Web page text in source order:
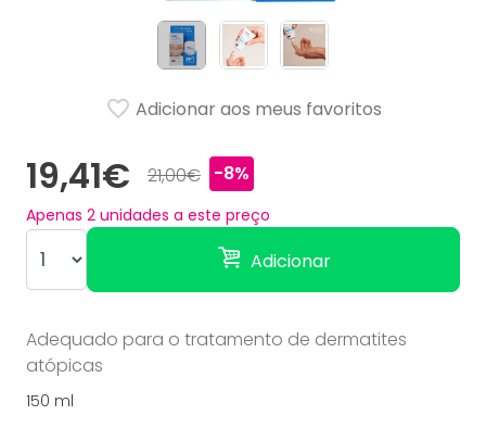
19,41€ 21,00€ -8%
Apenas 2 unidades a este preço
Adicionar
Adicionar aos meus favoritos
Adequado para o tratamento de dermatites
atópicas
150 ml